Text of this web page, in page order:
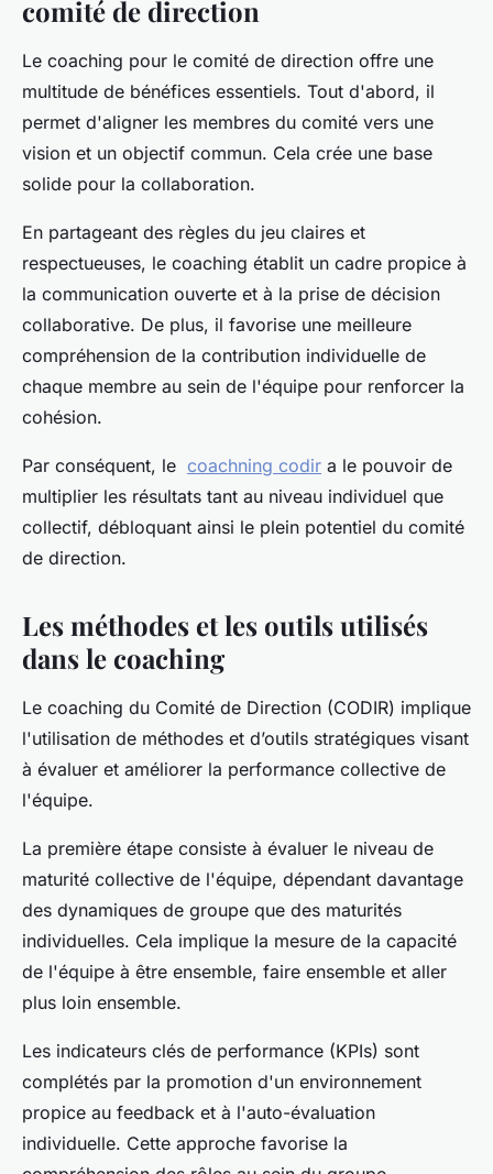
comité de direction
Le coaching pour le comité de direction offre une
multitude de bénéfices essentiels. Tout d'abord, il
permet d'aligner les membres du comité vers une
vision et un objectif commun. Cela crée une base
solide pour la collaboration.
En partageant des règles du jeu claires et
respectueuses, le coaching établit un cadre propice à
la communication ouverte et à la prise de décision
collaborative. De plus, il favorise une meilleure
compréhension de la contribution individuelle de
chaque membre au sein de l'équipe pour renforcer la
cohésion.
Par conséquent, le coachning codir a le pouvoir de
multiplier les résultats tant au niveau individuel que
collectif, débloquant ainsi le plein potentiel du comité
de direction.
Les méthodes et les outils utilisés
dans le coaching
Le coaching du Comité de Direction (CODIR) implique
l'utilisation de méthodes et d’outils stratégiques visant
à évaluer et améliorer la performance collective de
l'équipe.
La première étape consiste à évaluer le niveau de
maturité collective de l'équipe, dépendant davantage
des dynamiques de groupe que des maturités
individuelles. Cela implique la mesure de la capacité
de l'équipe à être ensemble, faire ensemble et aller
plus loin ensemble.
Les indicateurs clés de performance (KPIs) sont
complétés par la promotion d'un environnement
propice au feedback et à l'auto-évaluation
individuelle. Cette approche favorise la